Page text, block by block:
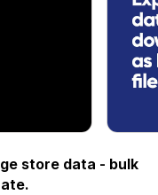
store data - bulk